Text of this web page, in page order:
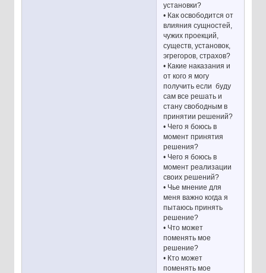
установки?
• Как освободится от
влияния сущностей,
чужих проекций,
существ, установок,
эгрегоров, страхов?
• Какие наказания и
от кого я могу
получить если буду
сам все решать и
стану свободным в
принятии решений?
• Чего я боюсь в
момент принятия
решения?
• Чего я боюсь в
момент реализации
своих решений?
• Чье мнение для
меня важно когда я
пытаюсь принять
решение?
• Что может
поменять мое
решение?
• Кто может
поменять мое